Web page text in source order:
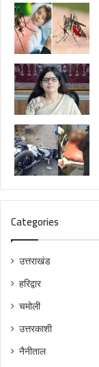
Categories
उत्तराखंड
हरिद्वार
चमोली
उत्तरकाशी
नैनीताल